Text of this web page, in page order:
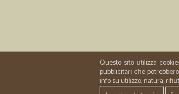
Questo sito utilizza
pubblicitari che
info su utilizzo, natura,